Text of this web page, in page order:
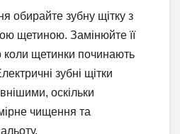
обирайте зубну щітку з
щетиною. Замінюйте її
коли щетинки починають
зубні щітки
оскільки
чищення та